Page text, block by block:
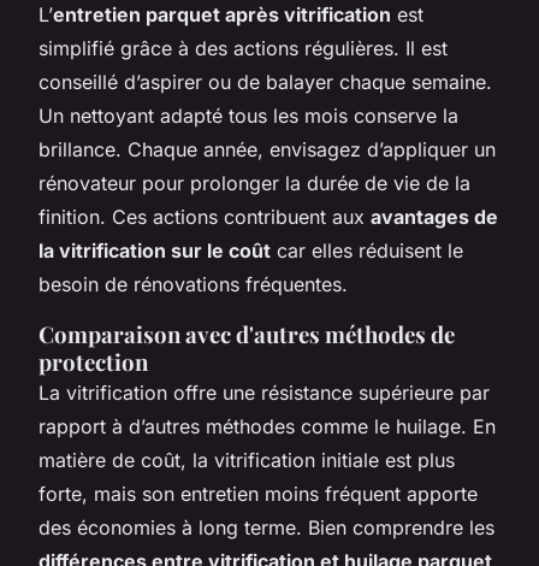
L’entretien parquet après vitrification est
simplifié grâce à des actions régulières. Il est
conseillé d’aspirer ou de balayer chaque semaine.
Un nettoyant adapté tous les mois conserve la
brillance. Chaque année, envisagez d’appliquer un
rénovateur pour prolonger la durée de vie de la
finition. Ces actions contribuent aux avantages de
la vitrification sur le coût car elles réduisent le
besoin de rénovations fréquentes.
Comparaison avec d'autres méthodes de
protection
La vitrification offre une résistance supérieure par
rapport à d’autres méthodes comme le huilage. En
matière de coût, la vitrification initiale est plus
forte, mais son entretien moins fréquent apporte
des économies à long terme. Bien comprendre les
différences entre vitrification et huilage parquet